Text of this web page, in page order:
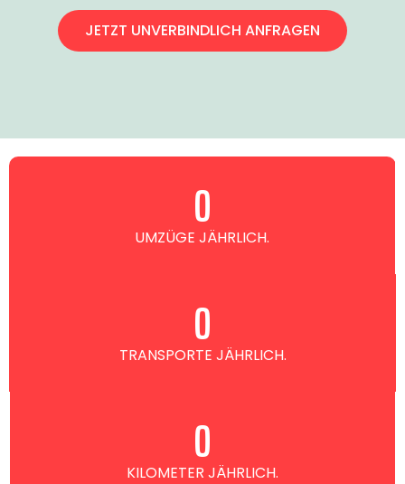
JETZT UNVERBINDLICH ANFRAGEN
UMZÜGE JÄHRLICH.
0
TRANSPORTE JÄHRLICH.
0
KILOMETER JÄHRLICH.
0